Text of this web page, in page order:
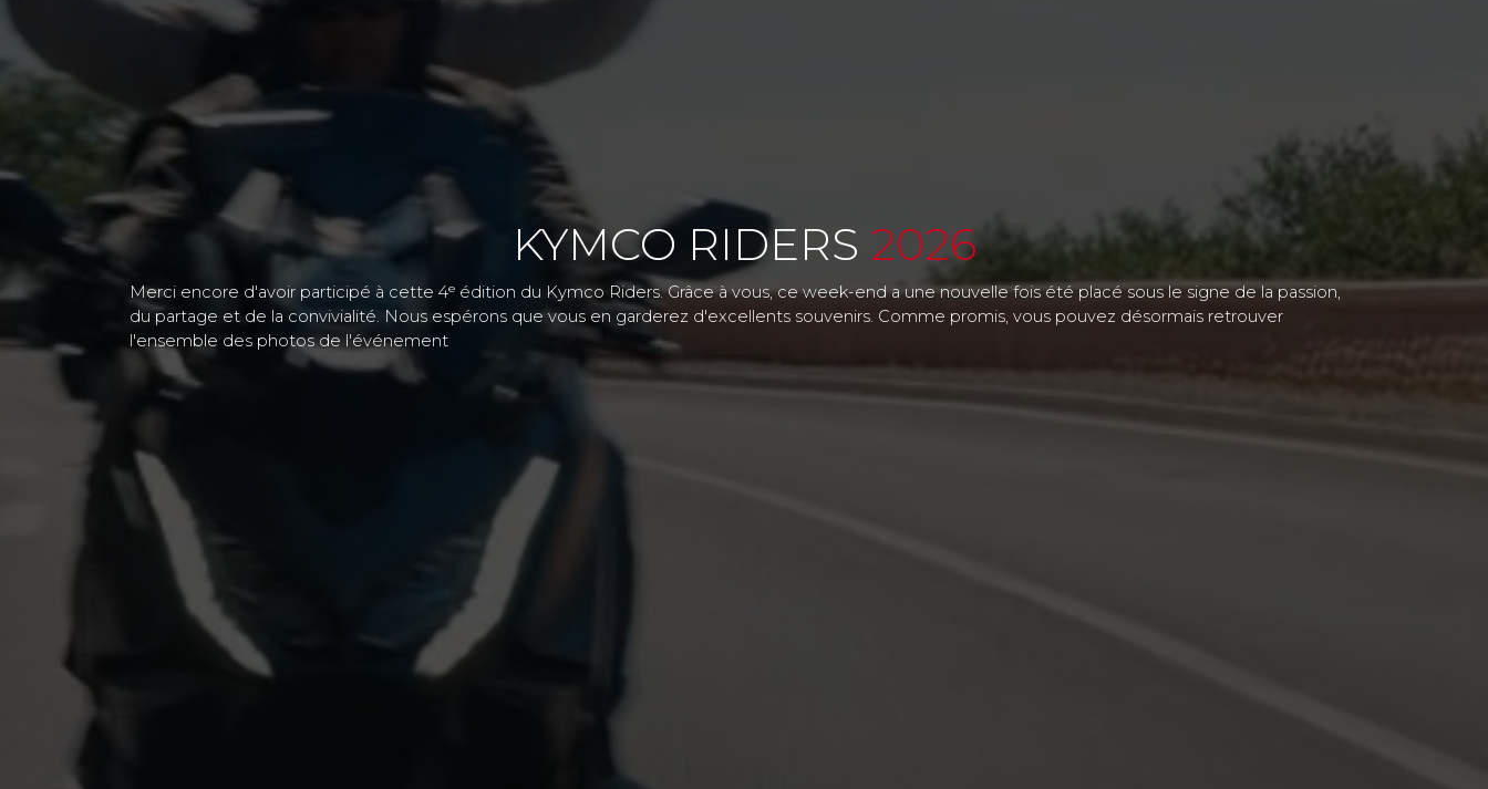
KYMCO RIDERS 2026
Merci encore d'avoir participé à cette 4ᵉ édition du Kymco Riders. Grâce à vous, ce week-end a une nouvelle fois été placé sous le signe de la passion,
du partage et de la convivialité. Nous espérons que vous en garderez d'excellents souvenirs. Comme promis, vous pouvez désormais retrouver
l'ensemble des photos de l'événement